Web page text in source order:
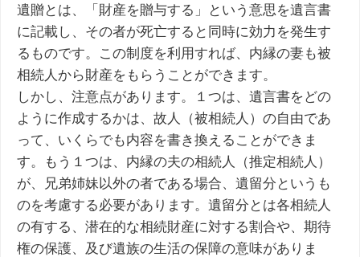
遺贈とは、「財産を贈与する」という意思を遺言書
に記載し、その者が死亡すると同時に効力を発生す
るものです。この制度を利用すれば、内縁の妻も被
相続人から財産をもらうことができます。
しかし、注意点があります。１つは、遺言書をどの
ように作成するかは、故人（被相続人）の自由であ
って、いくらでも内容を書き換えることができま
す。もう１つは、内縁の夫の相続人（推定相続人）
が、兄弟姉妹以外の者である場合、遺留分というも
のを考慮する必要があります。遺留分とは各相続人
の有する、潜在的な相続財産に対する割合や、期待
権の保護、及び遺族の生活の保障の意味がありま